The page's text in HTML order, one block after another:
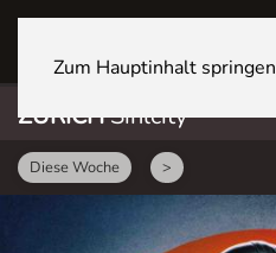
Zum Hauptinhalt springen
ZÜRICHSihlcity
Diese Woche >